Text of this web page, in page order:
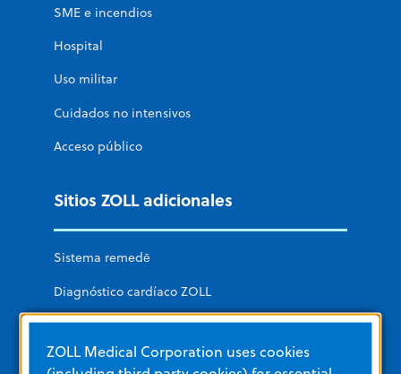
SME e incendios
Hospital
Uso militar
Cuidados no intensivos
Acceso público
Sitios ZOLL adicionales
Sistema remedē
Diagnóstico cardíaco ZOLL
Soluciones de datos y software de ZOLL
ZOLL Itamar
ZOLL Medical Corporation uses cookies